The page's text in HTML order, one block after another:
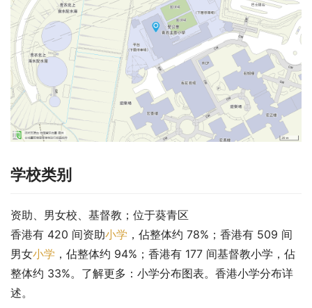
学校类别
资助、男女校、基督教；位于葵青区
香港有 420 间资助小学 ，佔整体约 78%；香港有 509 间
男女小学 ，佔整体约 94%；香港有 177 间基督教小学，佔
整体约 33%。了解更多：小学分布图表。香港小学分布详
述。